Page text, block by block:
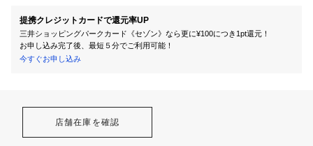
提携クレジットカードで還元率UP
三井ショッピングパークカード《セゾン》なら更に¥100につき1pt還元！
お申し込み完了後、最短５分でご利用可能！
今すぐお申し込み
店舗在庫を確認